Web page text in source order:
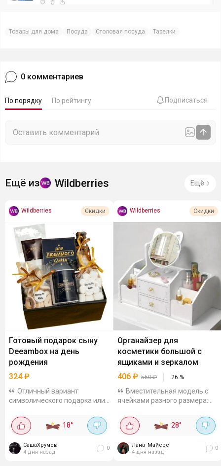
Товары для дома Посуда Столовая посуда Тарелки
0 комментариев
По порядку По рейтингу Подписаться
Ещё из Wildberries Ещё
Wildberries Скидки
Готовый подарок сыну
Deeambox на день
рождения
324₽
Отличный вариант
символического подарка или
Подойдет для дня рождения,
юбилея, выпускного, начала
а также без...
18°
СашаХрумов
4 дня назад
0
Wildberries Скидки
Органайзер для
косметики большой с
ящиками и зеркалом
406 ₽ 550₽ 26 %
Вместительная модель с
ячейками разного размера:
предметов макияжа,
украшений, ватных дисков и
ящик и зеркало с...
28°
Лана_Майерс
4 дня назад
0